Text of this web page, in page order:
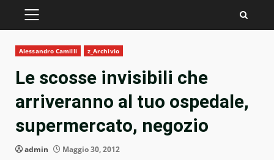
PRIMARY
Alessandro Camilli z_Archivio
Le scosse invisibili che
arriveranno al tuo ospedale,
supermercato, negozio
admin Maggio 30, 2012